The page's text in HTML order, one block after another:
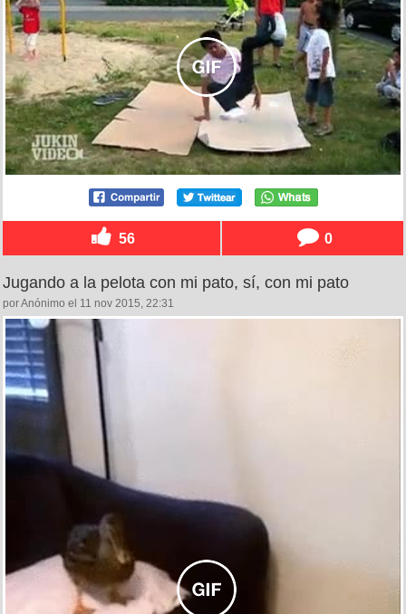
56 0
Jugando a la pelota con mi pato, sí, con mi pato
por Anónimo el 11 nov 2015, 22:31